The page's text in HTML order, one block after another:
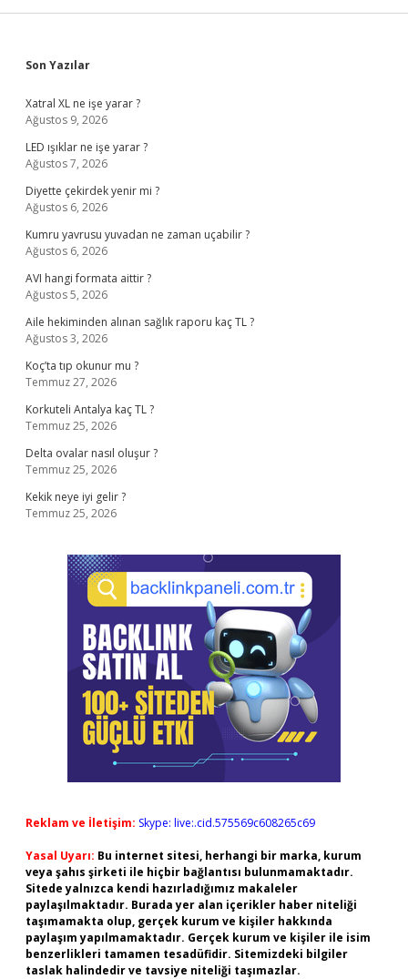
Sidebar
Son Yazılar
Xatral XL ne işe yarar ?
Ağustos 9, 2026
LED ışıklar ne işe yarar ?
Ağustos 7, 2026
Diyette çekirdek yenir mi ?
Ağustos 6, 2026
Kumru yavrusu yuvadan ne zaman uçabilir ?
Ağustos 6, 2026
AVI hangi formata aittir ?
Ağustos 5, 2026
Aile hekiminden alınan sağlık raporu kaç TL ?
Ağustos 3, 2026
Koç’ta tıp okunur mu ?
Temmuz 27, 2026
Korkuteli Antalya kaç TL ?
Temmuz 25, 2026
Delta ovalar nasıl oluşur ?
Temmuz 25, 2026
Kekik neye iyi gelir ?
Temmuz 25, 2026
Reklam ve İletişim: Skype: live:.cid.575569c608265c69
Yasal Uyarı: Bu internet sitesi, herhangi bir marka, kurum
veya şahıs şirketi ile hiçbir bağlantısı bulunmamaktadır.
Sitede yalnızca kendi hazırladığımız makaleler
paylaşılmaktadır. Burada yer alan içerikler haber niteliği
taşımamakta olup, gerçek kurum ve kişiler hakkında
paylaşım yapılmamaktadır. Gerçek kurum ve kişiler ile isim
benzerlikleri tamamen tesadüfidir. Sitemizdeki bilgiler
taslak halindedir ve tavsiye niteliği taşımazlar.